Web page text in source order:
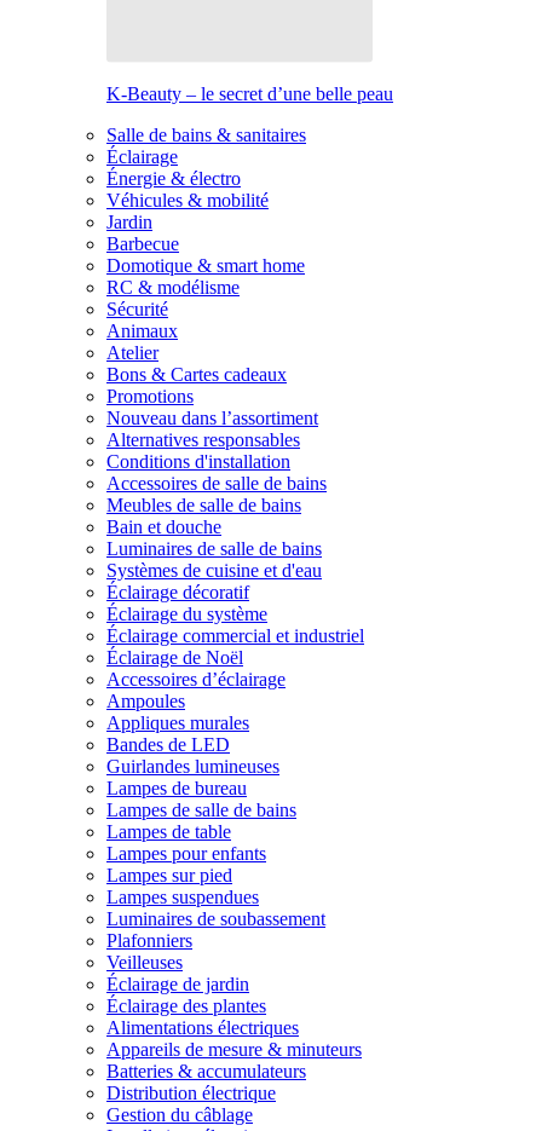
K-Beauty – le secret d’une belle peau
Salle de bains & sanitaires
Éclairage
Énergie & électro
Véhicules & mobilité
Jardin
Barbecue
Domotique & smart home
RC & modélisme
Sécurité
Animaux
Atelier
Bons & Cartes cadeaux
Promotions
Nouveau dans l’assortiment
Alternatives responsables
Conditions d'installation
Accessoires de salle de bains
Meubles de salle de bains
Bain et douche
Luminaires de salle de bains
Systèmes de cuisine et d'eau
Éclairage décoratif
Éclairage du système
Éclairage commercial et industriel
Éclairage de Noël
Accessoires d’éclairage
Ampoules
Appliques murales
Bandes de LED
Guirlandes lumineuses
Lampes de bureau
Lampes de salle de bains
Lampes de table
Lampes pour enfants
Lampes sur pied
Lampes suspendues
Luminaires de soubassement
Plafonniers
Veilleuses
Éclairage de jardin
Éclairage des plantes
Alimentations électriques
Appareils de mesure & minuteurs
Batteries & accumulateurs
Distribution électrique
Gestion du câblage